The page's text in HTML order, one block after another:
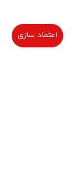
اعتماد سازی